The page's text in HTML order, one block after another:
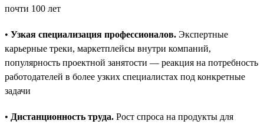
почти 100 лет
• Узкая специализация профессионалов. Экспертные
карьерные треки, маркетплейсы внутри компаний,
популярность проектной занятости — реакция на потребность
работодателей в более узких специалистах под конкретные
задачи
• Дистанционность труда. Рост спроса на продукты для